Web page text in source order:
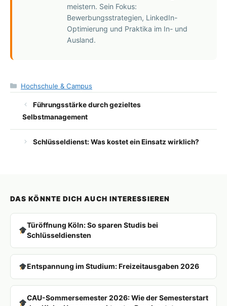
meistern. Sein Fokus:
Bewerbungsstrategien, LinkedIn-
Optimierung und Praktika im In- und
Ausland.
Kategorien
Hochschule & Campus
Führungsstärke durch gezieltes
Selbstmanagement
Schlüsseldienst: Was kostet ein Einsatz wirklich?
DAS KÖNNTE DICH AUCH INTERESSIEREN
Türöffnung Köln: So sparen Studis bei
Schlüsseldiensten
Entspannung im Studium: Freizeitausgaben 2026
CAU-Sommersemester 2026: Wie der Semesterstart